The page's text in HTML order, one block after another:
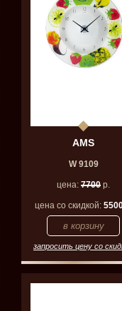
AMS
W 9109
цена: 7700 р.
цена со скидкой:
запросить цену со